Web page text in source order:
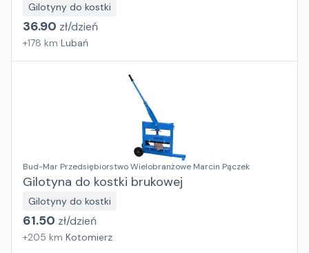
Gilotyny do kostki
36.90 zł/dzień
+178 km Lubań
Bud-Mar Przedsiębiorstwo Wielobranżowe Marcin Pączek
Gilotyna do kostki brukowej
Gilotyny do kostki
61.50 zł/dzień
+205 km Kotomierz